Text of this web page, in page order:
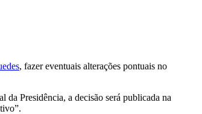
, fazer eventuais alterações pontuais no
da Presidência, a decisão será publicada na